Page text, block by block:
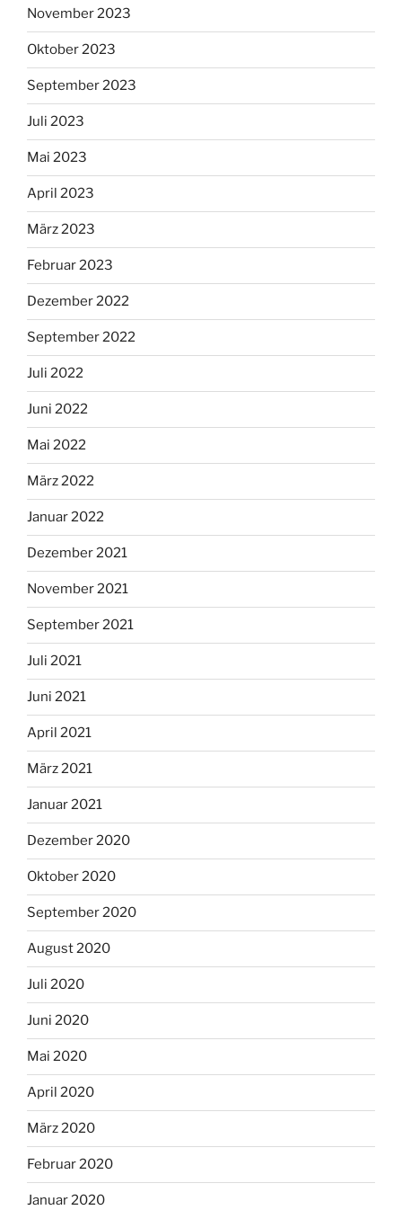
November 2023
Oktober 2023
September 2023
Juli 2023
Mai 2023
April 2023
März 2023
Februar 2023
Dezember 2022
September 2022
Juli 2022
Juni 2022
Mai 2022
März 2022
Januar 2022
Dezember 2021
November 2021
September 2021
Juli 2021
Juni 2021
April 2021
März 2021
Januar 2021
Dezember 2020
Oktober 2020
September 2020
August 2020
Juli 2020
Juni 2020
Mai 2020
April 2020
März 2020
Februar 2020
Januar 2020